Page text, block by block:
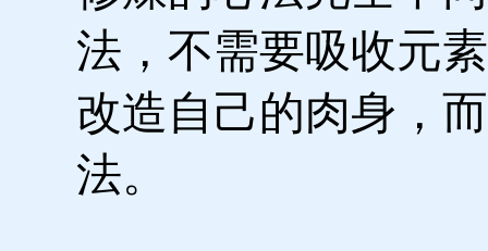
法，不需要吸收元
改造自己的肉身，
法。